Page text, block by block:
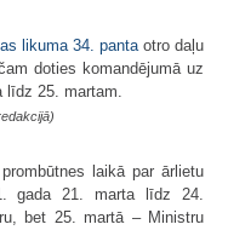
likuma 34. panta otro daļu
doties komandējumā uz
25. martam.
laikā par ārlietu
gada 21. marta līdz 24.
bet 25. martā – Ministru